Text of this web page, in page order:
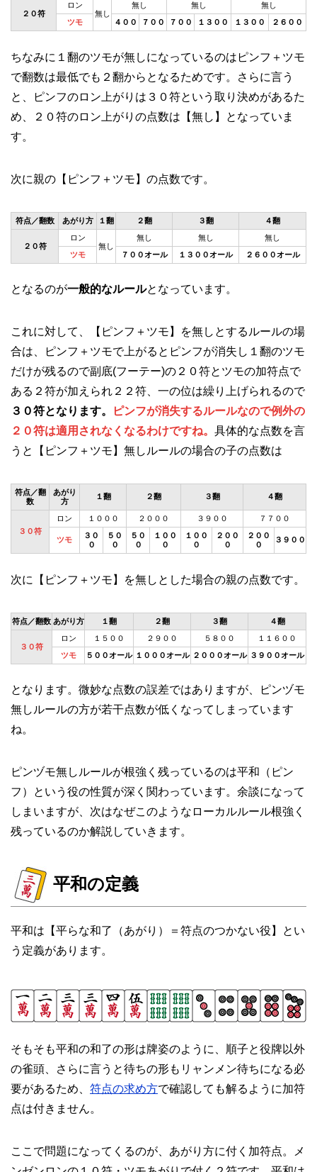
２０符
ロン
無し
無し 無し
無し
ツモ
４００ ７００ ７００ １３００ １３００ ２６００
ちなみに１翻のツモが無しになっているのはピンフ＋ツモ
で翻数は最低でも２翻からとなるためです。さらに言う
と、ピンフのロン上がりは３０符という取り決めがあるた
め、２０符のロン上がりの点数は【無し】となっていま
す。
次に親の【ピンフ＋ツモ】の点数です。
符点／翻数 あがり方 １翻 ２翻 ３翻 ４翻
２０符
ロン
無し
無し 無し
無し
ツモ
７００オール １３００オール ２６００オール
となるのが一般的なルールとなっています。
これに対して、【ピンフ＋ツモ】を無しとするルールの場
合は、ピンフ＋ツモで上がるとピンフが消失し１翻のツモ
だけが残るので副底(フーテー)の２０符とツモの加符点で
ある２符が加えられ２２符、一の位は繰り上げられるので
３０符となります。
ピンフが消失するルールなので例外の
２０符は適用されなくなるわけですね。 具体的な点数を言
うと【ピンフ＋ツモ】無しルールの場合の子の点数は
符点／翻
数
あがり
方
１翻 ２翻 ３翻 ４翻
３０符
ロン １０００ ２０００ ３９００ ７７００
ツモ
３０
０
５０
０
５０
０
１００
０
１００
０
２００
０
２００
０
３９００
次に【ピンフ＋ツモ】を無しとした場合の親の点数です。
符点／翻数 あがり方 １翻 ２翻 ３翻 ４翻
３０符
ロン １５００ ２９００ ５８００
１１６００
ツモ
５００オール １０００オール ２０００オール ３９００オール
となります。微妙な点数の誤差ではありますが、ピンヅモ
無しルールの方が若干点数が低くなってしまっています
ね。
ピンヅモ無しルールが根強く残っているのは平和（ピン
フ）という役の性質が深く関わっています。余談になって
しまいますが、次はなぜこのようなローカルルール根強く
残っているのか解説していきます。
平和の定義
平和は【平らな和了（あがり）＝符点のつかない役】とい
う定義があります。
そもそも平和の和了の形は牌姿のように、順子と役牌以外
の雀頭、さらに言うと待ちの形もリャンメン待ちになる必
要があるため、 符点の求め方で確認しても解るように加符
点は付きません。
ここで問題になってくるのが、あがり方に付く加符点。メ